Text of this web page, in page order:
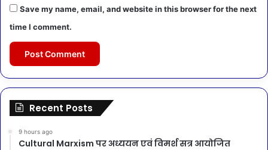
Save my name, email, and website in this browser for the next
time I comment.
Recent Posts
9 hours ago
Cultural Marxism पर अध्ययन एवं विमर्श सत्र आयोजित